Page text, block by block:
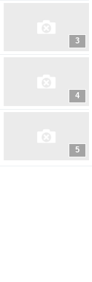
3
4
5